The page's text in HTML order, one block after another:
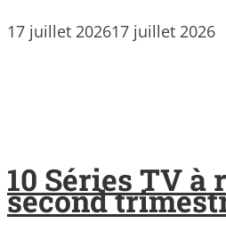
17 juillet 202617 juillet 2026
10 Séries TV à
second